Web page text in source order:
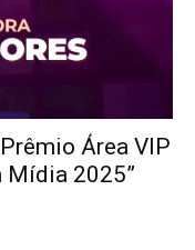
Área VIP
Mídia 2025”